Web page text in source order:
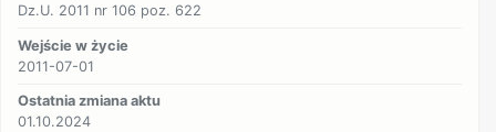
Dz.U. 2011 nr 106 poz. 622
Wejście w życie
2011-07-01
Ostatnia zmiana aktu
01.10.2024